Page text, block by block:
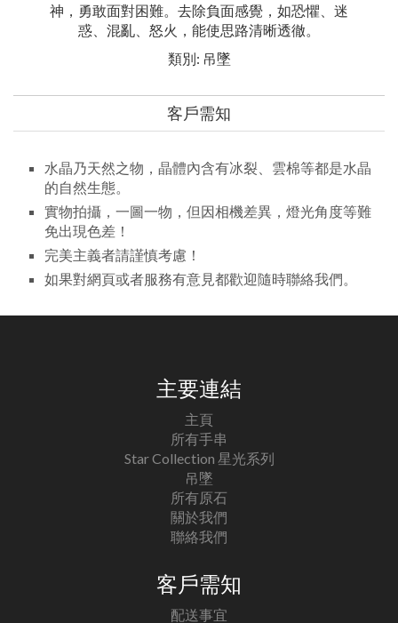
神，勇敢面對困難。去除負面感覺，如恐懼、迷
惑、混亂、怒火，能使思路清晰透徹。
類別: 吊墜
客戶需知
水晶乃天然之物，晶體內含有冰裂、雲棉等都是水晶
的自然生態。
實物拍攝，一圖一物，但因相機差異，燈光角度等難
免出現色差！
完美主義者請謹慎考慮！
如果對網頁或者服務有意見都歡迎隨時聯絡我們。
主要連結
主頁
所有手串
Star Collection 星光系列
吊墜
所有原石
關於我們
聯絡我們
客戶需知
配送事宜